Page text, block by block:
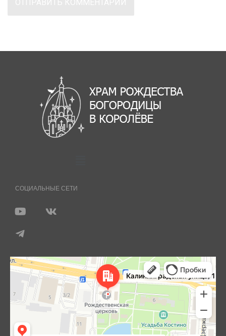
СОЦИАЛЬНЫЕ СЕТИ
Королёв
Яндекс Карты — транспорт, навигация, поиск мест